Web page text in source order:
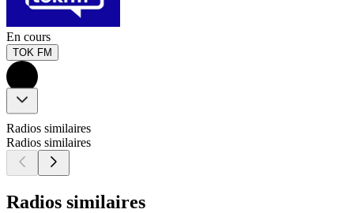
En cours
TOK FM
Radios similaires
Radios similaires
Radios similaires